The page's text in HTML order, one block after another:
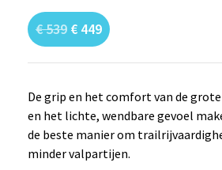
€539 € 449
De grip en het comfort van de
en het lichte, wendbare gevoel
de beste manier om
minder valpartijen.